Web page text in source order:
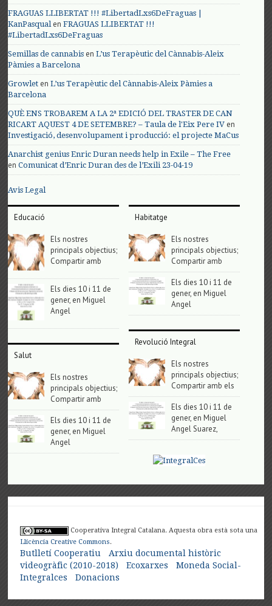
FRAGUAS LLIBERTAT !!! #LibertadLxs6DeFraguas |
KanPasqualenFRAGUAS LLIBERTAT !!!
#LibertadLxs6DeFraguas
Semillas de cannabis enL’us Terapèutic del Cànnabis-Aleix
Pàmies a Barcelona
Growlet enL’us Terapèutic del Cànnabis-Aleix Pàmies a
Barcelona
QUÈ ENS TROBAREM A LA 2ª EDICIÓ DEL TRASTER DE CAN
RICART AQUEST 4 DE SETEMBRE? – Taula de l'Eix Pere IV en
Investigació, desenvolupament i producció: el projecte MaCus
Anarchist genius Enric Duran needs help in Exile – The Free
enComunicat d’Enric Duran des de l’Exili 23-04-19
Avis Legal
Educació
Els nostres
principals objectius;
Compartir amb
Els dies 10 i 11 de
gener, en Miguel
Angel
Salut
Els nostres
principals objectius;
Compartir amb
Els dies 10 i 11 de
gener, en Miguel
Angel
Habitatge
Els nostres
principals objectius;
Compartir amb
Els dies 10 i 11 de
gener, en Miguel
Angel
Revolució Integral
Els nostres
principals objectius;
Compartir amb els
Els dies 10 i 11 de
gener, en Miguel
Angel Suarez,
Cooperativa Integral Catalana. Aquesta obra està sota una
Llicència Creative Commons.
Butlletí Cooperatiu
Arxiu documental històric
videogràfic (2010-2018)
Ecoxarxes
Moneda Social-
Integralces
Donacions